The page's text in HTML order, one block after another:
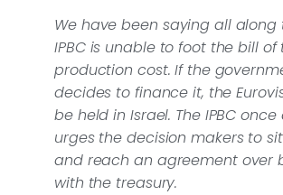
We have been saying all
IPBC is unable to foot the bill of
production cost. If the
decides to finance it, the
be held in Israel. The IPBC
urges the decision makers to
and reach an agreement over
with the treasury.